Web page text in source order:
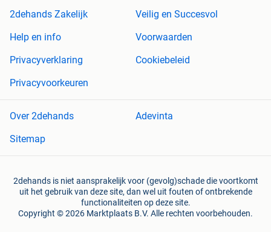
2dehands Zakelijk
Veilig en Succesvol
Help en info
Voorwaarden
Privacyverklaring
Cookiebeleid
Privacyvoorkeuren
Over 2dehands
Adevinta
Sitemap
2dehands is niet aansprakelijk voor (gevolg)schade die voortkomt
uit het gebruik van deze site, dan wel uit fouten of ontbrekende
functionaliteiten op deze site.
Copyright © 2026 Marktplaats B.V. Alle rechten voorbehouden.